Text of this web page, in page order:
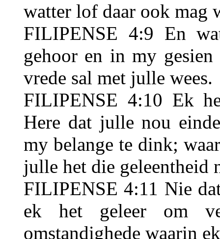
watter lof daar ook mag
FILIPENSE 4:9 En
gehoor en in my
vrede sal met julle wees.
FILIPENSE 4:10 Ek
Here dat julle nou
my belange te dink;
julle het die geleentheid
FILIPENSE 4:11 Nie
ek het geleer om
omstandighede waarin